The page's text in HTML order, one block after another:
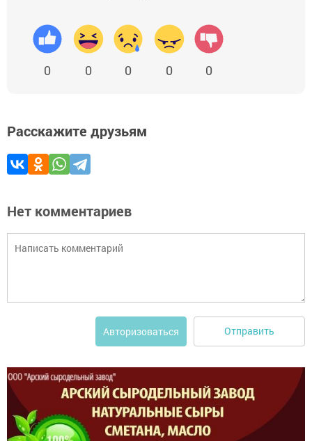
0 0 0 0 0
Расскажите друзьям
Нет комментариев
Авторизоваться Отправить